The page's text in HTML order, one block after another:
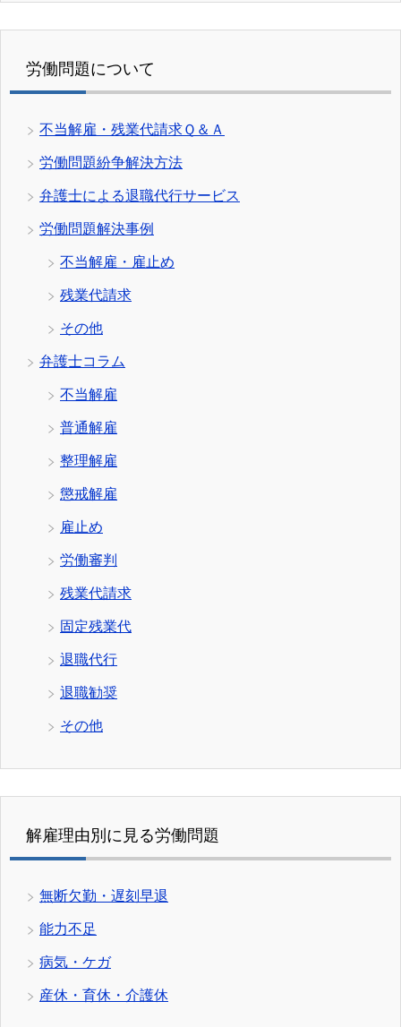
労働問題について
不当解雇・残業代請求Ｑ＆Ａ
労働問題紛争解決方法
弁護士による退職代行サービス
労働問題解決事例
不当解雇・雇止め
残業代請求
その他
弁護士コラム
不当解雇
普通解雇
整理解雇
懲戒解雇
雇止め
労働審判
残業代請求
固定残業代
退職代行
退職勧奨
その他
解雇理由別に見る労働問題
無断欠勤・遅刻早退
能力不足
病気・ケガ
産休・育休・介護休